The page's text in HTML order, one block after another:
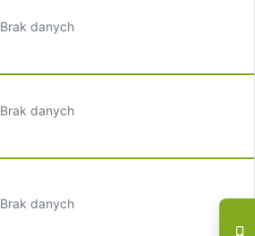
Brak danych
Brak danych
Brak danych